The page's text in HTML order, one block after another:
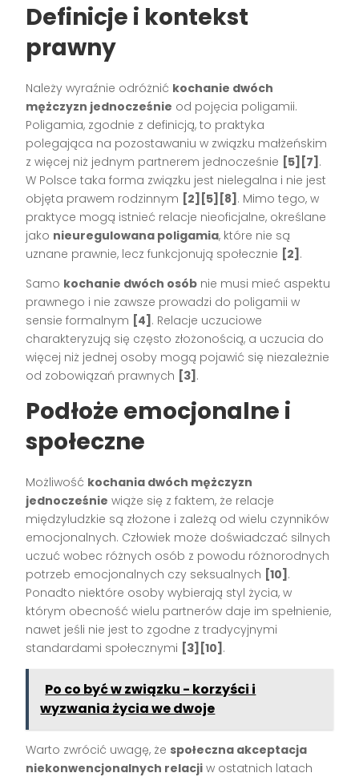
Definicje i kontekst
prawny
Należy wyraźnie odróżnić kochanie dwóch
mężczyzn jednocześnie od pojęcia poligamii.
Poligamia, zgodnie z definicją, to praktyka
polegająca na pozostawaniu w związku małżeńskim
z więcej niż jednym partnerem jednocześnie [5][7] .
W Polsce taka forma związku jest nielegalna i nie jest
objęta prawem rodzinnym [2][5][8] . Mimo tego, w
praktyce mogą istnieć relacje nieoficjalne, określane
jako nieuregulowana poligamia, które nie są
uznane prawnie, lecz funkcjonują społecznie [2] .
Samo kochanie dwóch osób nie musi mieć aspektu
prawnego i nie zawsze prowadzi do poligamii w
sensie formalnym [4] . Relacje uczuciowe
charakteryzują się często złożonością, a uczucia do
więcej niż jednej osoby mogą pojawić się niezależnie
od zobowiązań prawnych [3] .
Podłoże emocjonalne i
społeczne
Możliwość kochania dwóch mężczyzn
jednocześnie wiąże się z faktem, że relacje
międzyludzkie są złożone i zależą od wielu czynników
emocjonalnych. Człowiek może doświadczać silnych
uczuć wobec różnych osób z powodu różnorodnych
potrzeb emocjonalnych czy seksualnych [10] .
Ponadto niektóre osoby wybierają styl życia, w
którym obecność wielu partnerów daje im spełnienie,
nawet jeśli nie jest to zgodne z tradycyjnymi
standardami społecznymi [3][10] .
Po co być w związku - korzyści i
wyzwania życia we dwoje
Warto zwrócić uwagę, że społeczna akceptacja
niekonwencjonalnych relacji w ostatnich latach